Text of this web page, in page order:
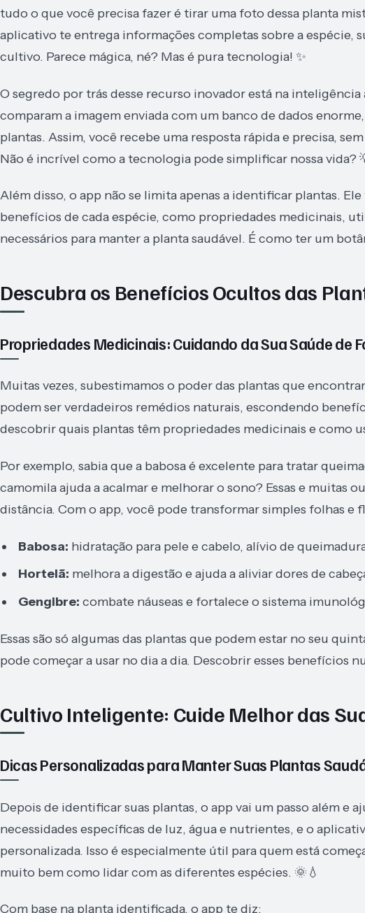
tudo o que você precisa fazer é tirar uma foto dessa planta
aplicativo te entrega informações completas sobre a espécie,
cultivo. Parece mágica, né? Mas é pura tecnologia! ✨
O segredo por trás desse recurso inovador está na
comparam a imagem enviada com um banco de dados
plantas. Assim, você recebe uma resposta rápida e precisa,
Não é incrível como a tecnologia pode simplificar nossa vida?
Além disso, o app não se limita apenas a identificar plantas.
benefícios de cada espécie, como propriedades medicinais,
necessários para manter a planta saudável. É como ter um
Descubra os Benefícios Ocultos das
Propriedades Medicinais: Cuidando da Sua Saúde de
Muitas vezes, subestimamos o poder das plantas que
podem ser verdadeiros remédios naturais, escondendo
descobrir quais plantas têm propriedades medicinais e como
Por exemplo, sabia que a babosa é excelente para tratar
camomila ajuda a acalmar e melhorar o sono? Essas e muitas
distância. Com o app, você pode transformar simples folhas e
Babosa: hidratação para pele e cabelo, alívio de
Hortelã: melhora a digestão e ajuda a aliviar dores de
Gengibre: combate náuseas e fortalece o sistema
Essas são só algumas das plantas que podem estar no seu
pode começar a usar no dia a dia. Descobrir esses benefícios
Cultivo Inteligente: Cuide Melhor das
Dicas Personalizadas para Manter Suas Plantas
Depois de identificar suas plantas, o app vai um passo além e
necessidades específicas de luz, água e nutrientes, e o
personalizada. Isso é especialmente útil para quem está
muito bem como lidar com as diferentes espécies. 🌞💧
Com base na planta identificada, o app te diz: